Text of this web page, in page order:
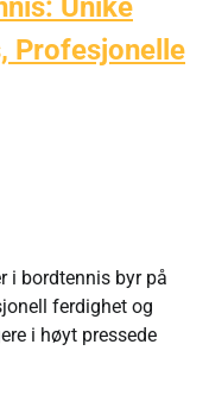
Unike
Profesjonelle
i bordtennis byr på
ferdighet og
i høyt pressede